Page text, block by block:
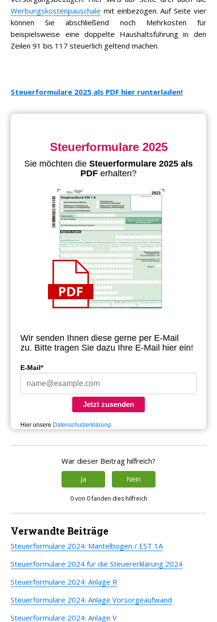
Werbungskostenpauschale mit einbezogen. Auf Seite vier
können Sie abschließend noch Mehrkosten für
beispielsweise eine doppelte Haushaltsführung in den
Zeilen 91 bis 117 steuerlich geltend machen.
Steuerformulare 2025 als PDF hier runterladen!
Steuerformulare 2025
Sie möchten die Steuerformulare 2025 als
PDF erhalten?
Wir senden Ihnen diese gerne per E-Mail
zu. Bitte tragen Sie dazu Ihre E-Mail hier ein!
E-Mail*
Jetzt zusenden
Hier unsere Datenschutzerklärung.
War dieser Beitrag hilfreich?
Ja Nein
0 von 0 fanden dies hilfreich
Verwandte Beiträge
Steuerformulare 2024: Mantelbogen / EST 1A
Steuerformulare 2024 für die Steuererklärung 2024
Steuerformulare 2024: Anlage R
Steuerformulare 2024: Anlage Vorsorgeaufwand
Steuerformulare 2024: Anlage V